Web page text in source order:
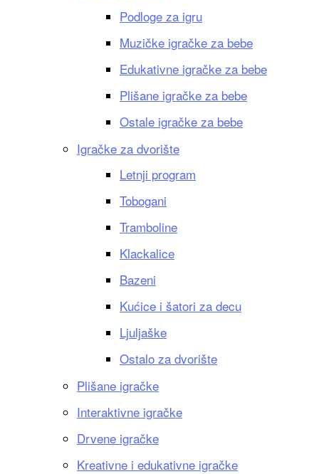
Podloge za igru
Muzičke igračke za bebe
Edukativne igračke za bebe
Plišane igračke za bebe
Ostale igračke za bebe
Igračke za dvorište
Letnji program
Tobogani
Tramboline
Klackalice
Bazeni
Kućice i šatori za decu
Ljuljaške
Ostalo za dvorište
Plišane igračke
Interaktivne igračke
Drvene igračke
Kreativne i edukativne igračke